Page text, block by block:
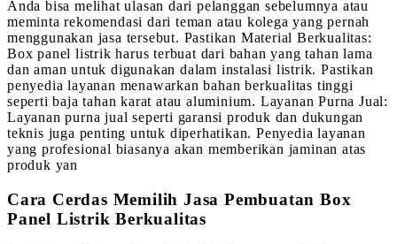
Anda bisa melihat ulasan dari pelanggan sebelumnya atau
meminta rekomendasi dari teman atau kolega yang pernah
menggunakan jasa tersebut. Pastikan Material Berkualitas:
Box panel listrik harus terbuat dari bahan yang tahan lama
dan aman untuk digunakan dalam instalasi listrik. Pastikan
penyedia layanan menawarkan bahan berkualitas tinggi
seperti baja tahan karat atau aluminium. Layanan Purna Jual:
Layanan purna jual seperti garansi produk dan dukungan
teknis juga penting untuk diperhatikan. Penyedia layanan
yang profesional biasanya akan memberikan jaminan atas
produk yan
Cara Cerdas Memilih Jasa Pembuatan Box
Panel Listrik Berkualitas